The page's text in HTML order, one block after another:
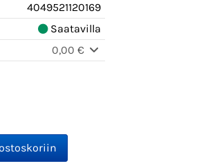
4049521120169
Saatavilla
0,00 €